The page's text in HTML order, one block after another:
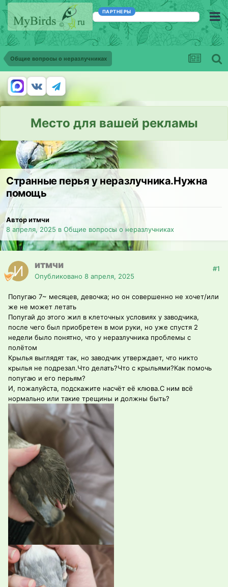
ПАРТНЕРЫ
Общие вопросы о неразлучниках
Место для вашей рекламы
Странные перья у неразлучника.Нужна
помощь
Автор итмчи
8 апреля, 2025 в Общие вопросы о неразлучниках
итмчи
Опубликовано 8 апреля, 2025
#1
Попугаю 7~ месяцев, девочка; но он совершенно не хочет/или
же не может летать
Попугай до этого жил в клеточных условиях у заводчика,
после чего был приобретен в мои руки, но уже спустя 2
недели было понятно, что у неразлучника проблемы с
полётом
Крылья выглядят так, но заводчик утверждает, что никто
крылья не подрезал.Что делать?Что с крыльями?Как помочь
попугаю и его перьям?
И, пожалуйста, подскажите насчёт её клюва.С ним всё
нормально или такие трещины и должны быть?